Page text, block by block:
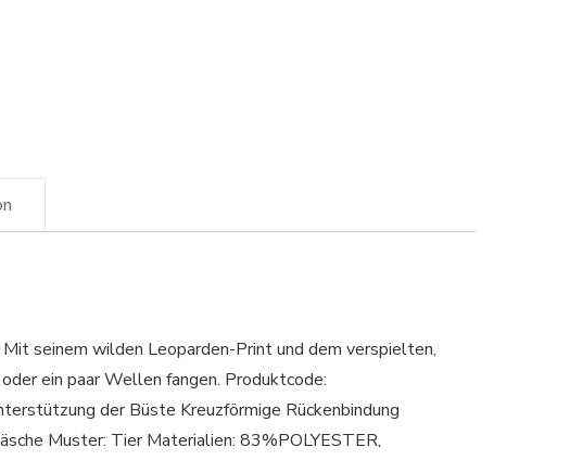
seinem wilden Leoparden-Print und dem verspielten,
ein paar Wellen fangen. Produktcode:
der Büste Kreuzförmige Rückenbindung
Muster: Tier Materialien: 83%POLYESTER,